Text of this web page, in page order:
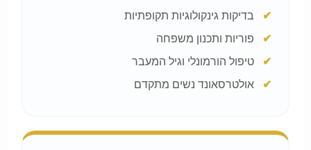
בדיקות גינקולוגיות תקופתיות
פוריות ותכנון משפחה
טיפול הורמונלי וגיל המעבר
אולטרסאונד נשים מתקדם